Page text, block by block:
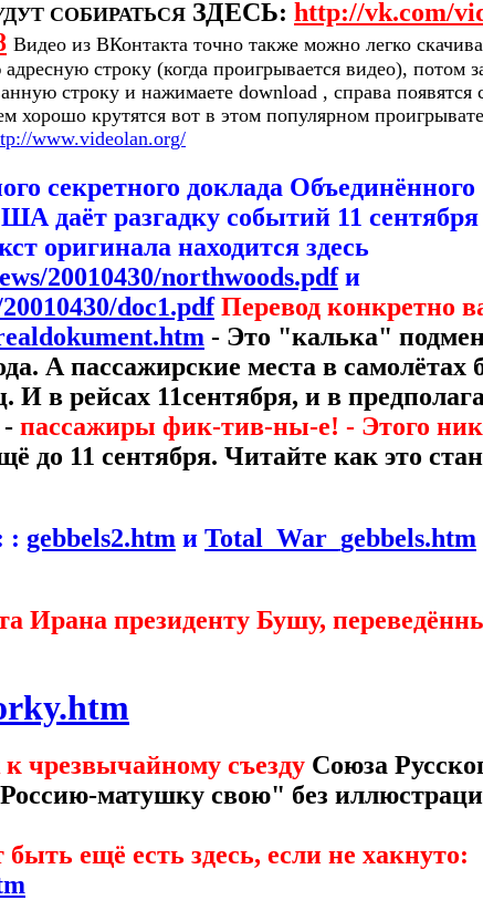
СОБИРАТЬСЯ ЗДЕСЬ: http://vk.com/
Видео из ВКонтакта точно также можно легко
строку (когда проигрывается видео), потом
строку и нажимаете download , справа появятся
хорошо крутятся вот в этом популярном
www.videolan.org/
секретного доклада Объединённого
даёт разгадку событий 11 сентября
оригинала находится здесь
20010430/northwoods.pdfи
doc1.pdfПеревод конкретно
- Это "калька"
А пассажирские места в самолётах
в рейсах 11сентября, и в
пассажиры фик-тив-ны-е! - Этого
до 11 сентября. Читайте как это
: gebbels2.htm и Total_War_gebbels.htm
Ирана президенту Бушу,
чрезвычайному съезду Союза
матушку свою" без
ещё есть здесь, если не хакнуто: